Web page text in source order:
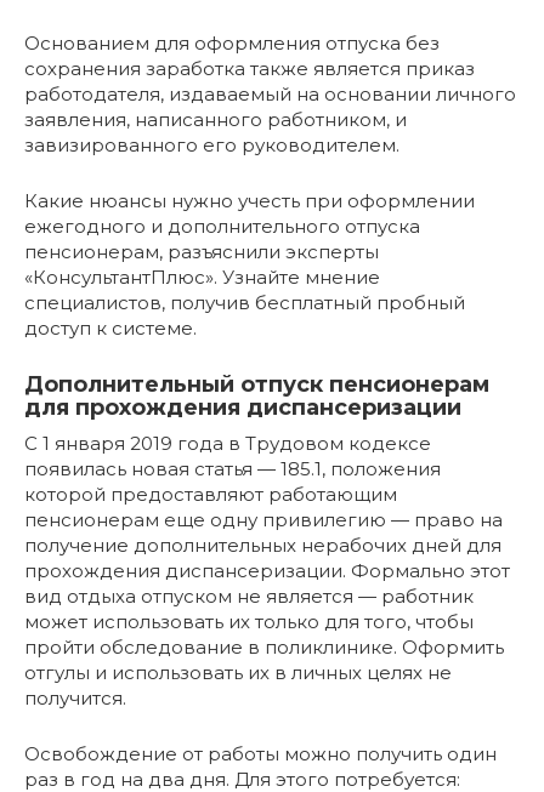
Основанием для оформления отпуска без
сохранения заработка также является приказ
работодателя, издаваемый на основании личного
заявления, написанного работником, и
завизированного его руководителем.
Какие нюансы нужно учесть при оформлении
ежегодного и дополнительного отпуска
пенсионерам, разъяснили эксперты
«КонсультантПлюс». Узнайте мнение
специалистов, получив бесплатный пробный
доступ к системе.
Дополнительный отпуск пенсионерам
для прохождения диспансеризации
С 1 января 2019 года в Трудовом кодексе
появилась новая статья — 185.1, положения
которой предоставляют работающим
пенсионерам еще одну привилегию — право на
получение дополнительных нерабочих дней для
прохождения диспансеризации. Формально этот
вид отдыха отпуском не является — работник
может использовать их только для того, чтобы
пройти обследование в поликлинике. Оформить
отгулы и использовать их в личных целях не
получится.
Освобождение от работы можно получить один
раз в год на два дня. Для этого потребуется: